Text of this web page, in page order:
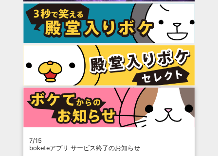
7/15
boketeアプリ サービス終了のお知らせ